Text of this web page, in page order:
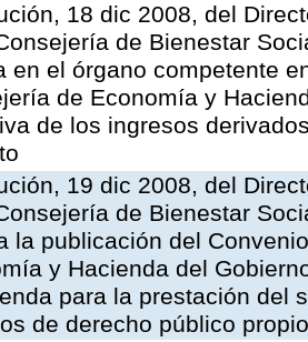
18 dic 2008, del
de Bienestar
en el órgano competente
de Economía y
de los ingresos
19 dic 2008, del
de Bienestar
la publicación del
y Hacienda del
para la prestación del
de derecho público